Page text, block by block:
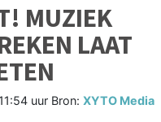
MUZIEK
LAAT
uur Bron: XYTO Media